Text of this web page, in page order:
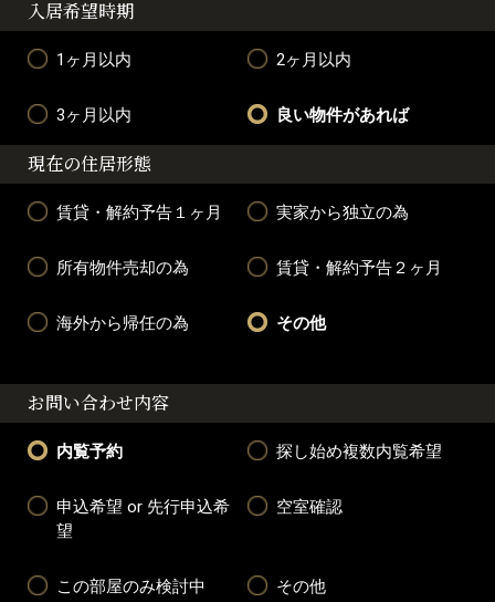
入居希望時期
1ヶ月以内 2ヶ月以内
3ヶ月以内 良い物件があれば
現在の住居形態
賃貸・解約予告１ヶ月 実家から独立の為
所有物件売却の為 賃貸・解約予告２ヶ月
海外から帰任の為 その他
お問い合わせ内容
内覧予約 探し始め複数内覧希望
申込希望 or 先行申込希
望
空室確認
この部屋のみ検討中 その他